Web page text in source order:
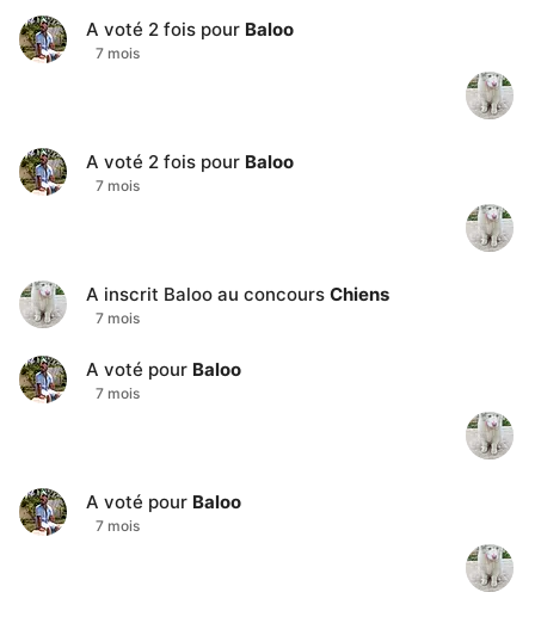
A voté 2 fois pour Baloo
7 mois
A voté 2 fois pour Baloo
7 mois
A inscrit Baloo au concours Chiens
7 mois
A voté pour Baloo
7 mois
A voté pour Baloo
7 mois